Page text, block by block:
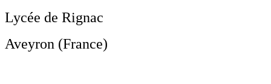
Lycée de Rignac
Aveyron (France)